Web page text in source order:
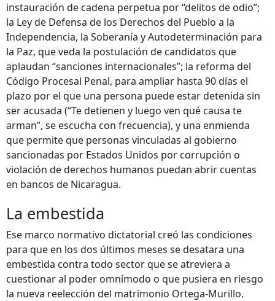
instauración de cadena perpetua por “delitos de odio”;
la Ley de Defensa de los Derechos del Pueblo a la
Independencia, la Soberanía y Autodeterminación para
la Paz, que veda la postulación de candidatos que
aplaudan “sanciones internacionales”; la reforma del
Código Procesal Penal, para ampliar hasta 90 días el
plazo por el que una persona puede estar detenida sin
ser acusada (“Te detienen y luego ven qué causa te
arman”, se escucha con frecuencia), y una enmienda
que permite que personas vinculadas al gobierno
sancionadas por Estados Unidos por corrupción o
violación de derechos humanos puedan abrir cuentas
en bancos de Nicaragua.
La embestida
Ese marco normativo dictatorial creó las condiciones
para que en los dos últimos meses se desatara una
embestida contra todo sector que se atreviera a
cuestionar al poder omnímodo o que pusiera en riesgo
la nueva reelección del matrimonio Ortega-Murillo.